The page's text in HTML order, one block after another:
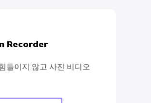
Recorder
들이지 않고 사진 비디오